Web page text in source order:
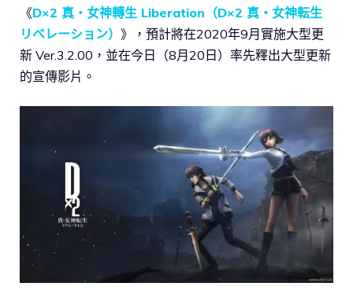
《D×2 真・女神轉生 Liberation（D×2 真・女神転生
リベレーション） 》，預計將在2020年9月實施大型更
新 Ver.3.2.00，並在今日（8月20日）率先釋出大型更新
的宣傳影片。